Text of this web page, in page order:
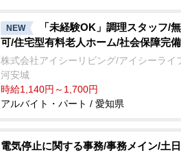
NEW
「未経験OK」調理スタッフ/
可/住宅型有料老人ホーム/社会保障完備
株式会社アイシーリビング/アイシーライ
河安城
時給1,140円～1,700円
アルバイト・パート / 愛知県
電気停止に関する事務/事務メイン/土